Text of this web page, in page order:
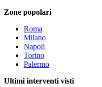
Zone popolari
Roma
Milano
Napoli
Torino
Palermo
Ultimi interventi visti